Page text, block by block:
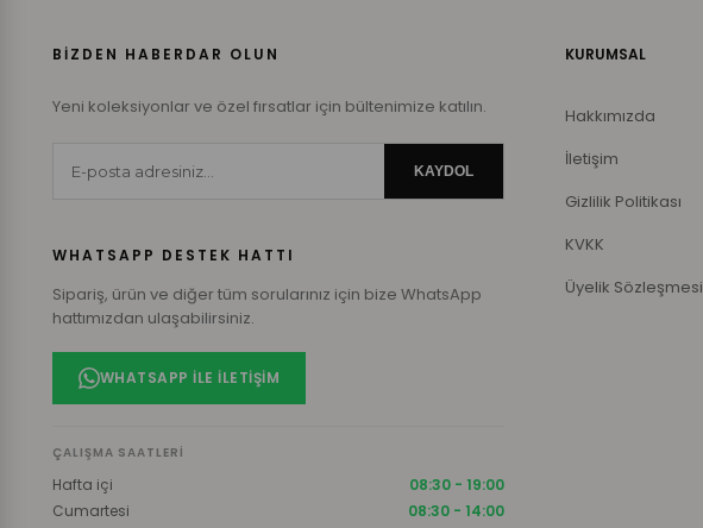
BİZDEN HABERDAR OLUN
Yeni koleksiyonlar ve özel fırsatlar için bültenimize katılın.
KAYDOL
WHATSAPP DESTEK HATTI
Sipariş, ürün ve diğer tüm sorularınız için bize WhatsApp
hattımızdan ulaşabilirsiniz.
WHATSAPP ILE İLETIŞIM
ÇALIŞMA SAATLERI
Hafta içi
08:30 - 19:00
Cumartesi
08:30 - 14:00
KURUMSAL
Hakkımızda
İletişim
Gizlilik Politikası
KVKK
Üyelik Sözleşmesi